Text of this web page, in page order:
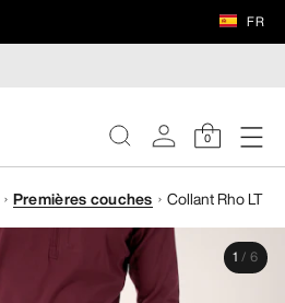
FR
0
Premières couches Collant Rho LT
1 / 6